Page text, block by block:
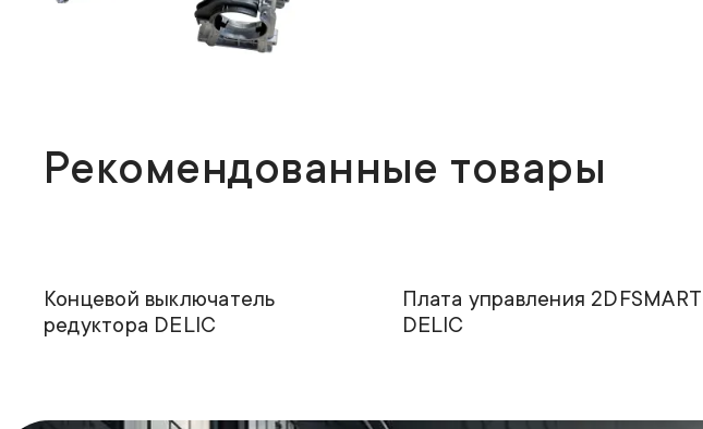
Рекомендованные товары
Концевой выключатель
редуктора DELIC
Плата управления 2DFSMART
DELIC